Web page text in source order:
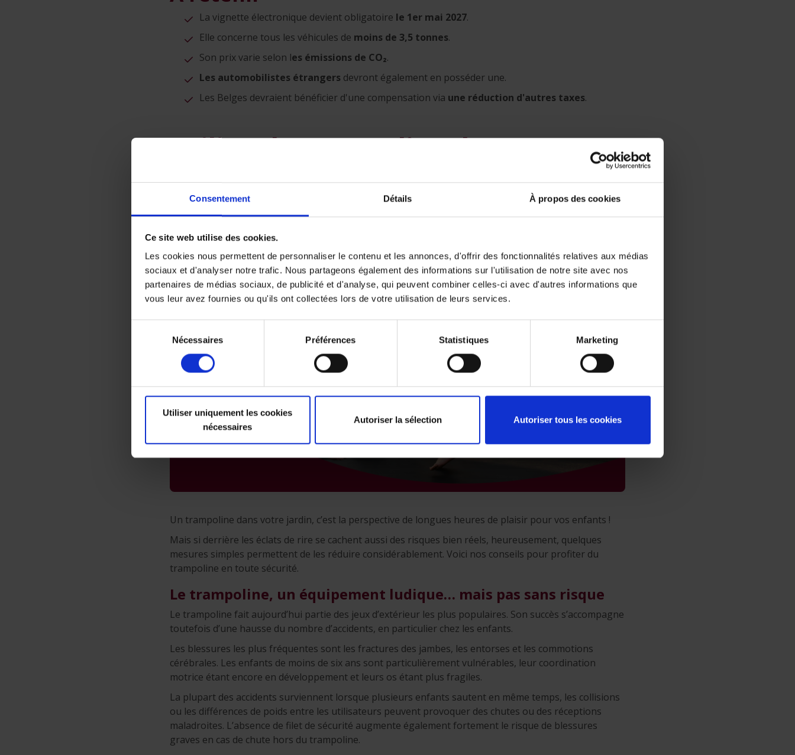
Consentement Détails À propos des cookies
Ce site web utilise des cookies.
Les cookies nous permettent de personnaliser le contenu et les annonces, d'offrir des fonctionnalités relatives aux médias
sociaux et d'analyser notre trafic. Nous partageons également des informations sur l'utilisation de notre site avec nos
partenaires de médias sociaux, de publicité et d'analyse, qui peuvent combiner celles-ci avec d'autres informations que
vous leur avez fournies ou qu'ils ont collectées lors de votre utilisation de leurs services.
consentement
Nécessaires Préférences Statistiques Marketing
Utiliser uniquement les cookies
nécessaires
Autoriser la sélection Autoriser tous les cookies
La vignette électronique devient obligatoire le 1er mai 2027.
Elle concerne tous les véhicules de moins de 3,5 tonnes.
Son prix varie selon les émissions de CO₂.
Les automobilistes étrangers devront également en posséder une.
Les Belges devraient bénéficier d'une compensation via une réduction d'autres taxes.
Utiliser le trampoline dans votre
jardin en toute sécurité ? Voici
comment !
Publié dans:Vacances QuotidienPréventionFamille
Un trampoline dans votre jardin, c’est la perspective de longues heures de plaisir pour vos enfants !
Mais si derrière les éclats de rire se cachent aussi des risques bien réels, heureusement, quelques
mesures simples permettent de les réduire considérablement. Voici nos conseils pour profiter du
trampoline en toute sécurité.
Le trampoline, un équipement ludique… mais pas sans risque
Le trampoline fait aujourd’hui partie des jeux d’extérieur les plus populaires. Son succès s’accompagne
toutefois d’une hausse du nombre d’accidents, en particulier chez les enfants.
Les blessures les plus fréquentes sont les fractures des jambes, les entorses et les commotions
cérébrales. Les enfants de moins de six ans sont particulièrement vulnérables, leur coordination
motrice étant encore en développement et leurs os étant plus fragiles.
La plupart des accidents surviennent lorsque plusieurs enfants sautent en même temps, les collisions
ou les différences de poids entre les utilisateurs peuvent provoquer des chutes ou des réceptions
maladroites. L’absence de filet de sécurité augmente également fortement le risque de blessures
graves en cas de chute hors du trampoline.